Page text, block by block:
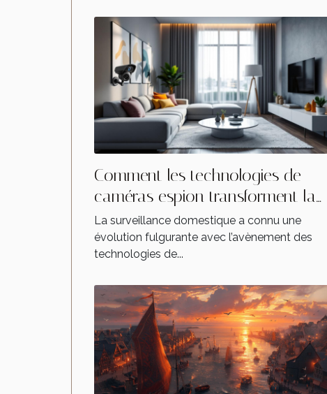
Comment les technologies de
caméras espion transforment la
surveillance domestique ?
La surveillance domestique a connu une
évolution fulgurante avec l’avènement des
technologies de...